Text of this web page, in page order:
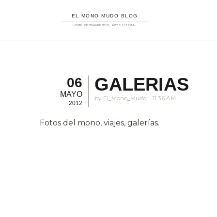
06
MAYO
2012
GALERIAS
El_Mono_Mudo 11.36 AM
Fotos del mono, viajes, galerías.